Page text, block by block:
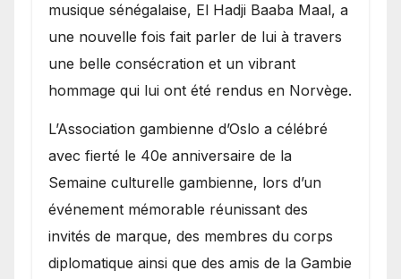
musique sénégalaise, El Hadji Baaba Maal, a
une nouvelle fois fait parler de lui à travers
une belle consécration et un vibrant
hommage qui lui ont été rendus en Norvège.
​L’Association gambienne d’Oslo a célébré
avec fierté le 40e anniversaire de la
Semaine culturelle gambienne, lors d’un
événement mémorable réunissant des
invités de marque, des membres du corps
diplomatique ainsi que des amis de la Gambie